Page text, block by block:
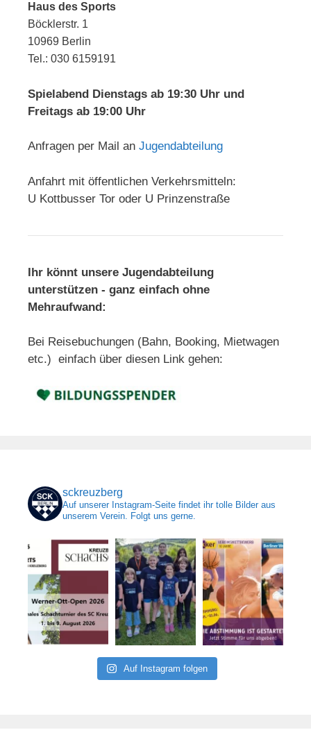
Haus des Sports
Böcklerstr. 1
10969 Berlin
Tel.: 030 6159191
Spielabend Dienstags ab 19:30 Uhr und
Freitags ab 19:00 Uhr
Anfragen per Mail an Jugendabteilung
Anfahrt mit öffentlichen Verkehrsmitteln:
U Kottbusser Tor oder U Prinzenstraße
Ihr könnt unsere Jugendabteilung
unterstützen - ganz einfach ohne
Mehraufwand:
Bei Reisebuchungen (Bahn, Booking, Mietwagen
etc.) einfach über diesen Link gehen:
sckreuzberg
Auf unserer Instagram-Seite findet ihr tolle Bilder aus
unserem Verein. Folgt uns gerne.
Auf Instagram folgen